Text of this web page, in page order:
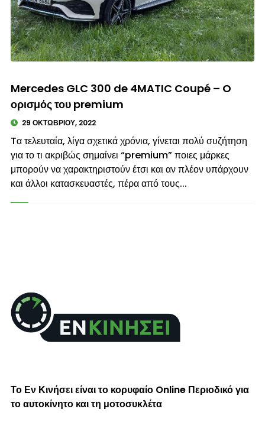
© enkinisi.gr
Mercedes GLC 300 de 4MATIC Coupé – O
ορισμός του premium
29 ΟΚΤΩΒΡΊΟΥ, 2022
Tα τελευταία, λίγα σχετικά χρόνια, γίνεται πολύ συζήτηση
για το τι ακριβώς σημαίνει “premium” ποιες μάρκες
μπορούν να χαρακτηριστούν έτσι και αν πλέον υπάρχουν
και άλλοι κατασκευαστές, πέρα από τους...
Το Εν Κινήσει είναι το κορυφαίο Online Περιοδικό για
το αυτοκίνητο και τη μοτοσυκλέτα